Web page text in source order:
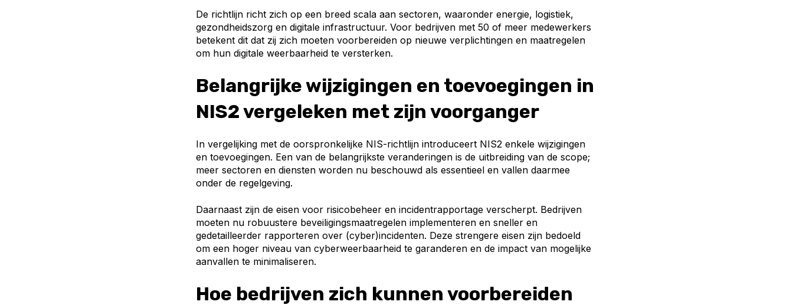
De richtlijn richt zich op een breed scala aan sectoren, waaronder energie, logistiek,
gezondheidszorg en digitale infrastructuur. Voor bedrijven met 50 of meer medewerkers
betekent dit dat zij zich moeten voorbereiden op nieuwe verplichtingen en maatregelen
om hun digitale weerbaarheid te versterken.
Belangrijke wijzigingen en toevoegingen in
NIS2 vergeleken met zijn voorganger
In vergelijking met de oorspronkelijke NIS-richtlijn introduceert NIS2 enkele wijzigingen
en toevoegingen. Een van de belangrijkste veranderingen is de uitbreiding van de scope;
meer sectoren en diensten worden nu beschouwd als essentieel en vallen daarmee
onder de regelgeving.
Daarnaast zijn de eisen voor risicobeheer en incidentrapportage verscherpt. Bedrijven
moeten nu robuustere beveiligingsmaatregelen implementeren en sneller en
gedetailleerder rapporteren over (cyber)incidenten. Deze strengere eisen zijn bedoeld
om een hoger niveau van cyberweerbaarheid te garanderen en de impact van mogelijke
aanvallen te minimaliseren.
Hoe bedrijven zich kunnen voorbereiden